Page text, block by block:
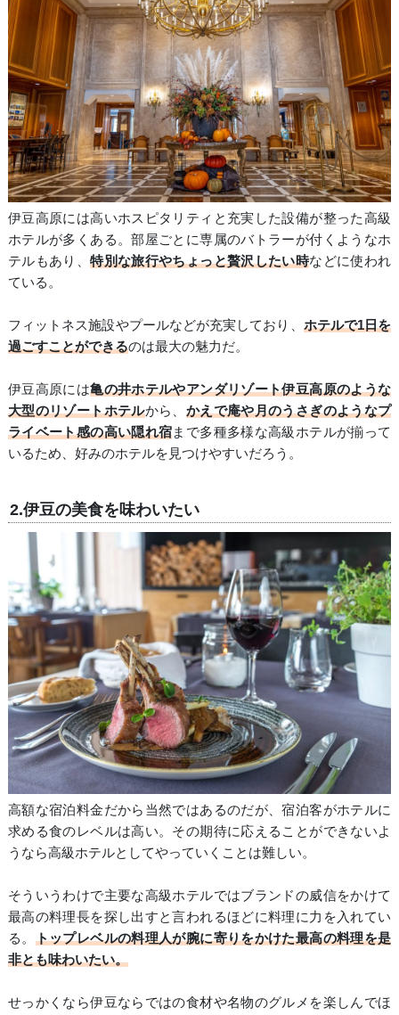
伊豆高原には高いホスピタリティと充実した設備が整った高級
ホテルが多くある。部屋ごとに専属のバトラーが付くようなホ
テルもあり、特別な旅行やちょっと贅沢したい時などに使われ
ている。
フィットネス施設やプールなどが充実しており、 ホテルで1日を
過ごすことができるのは最大の魅力だ。
伊豆高原には亀の井ホテルやアンダリゾート伊豆高原のような
大型のリゾートホテルから、 かえで庵や月のうさぎのようなプ
ライベート感の高い隠れ宿まで多種多様な高級ホテルが揃って
いるため、好みのホテルを見つけやすいだろう。
2.伊豆の美食を味わいたい
高額な宿泊料金だから当然ではあるのだが、宿泊客がホテルに
求める食のレベルは高い。その期待に応えることができないよ
うなら高級ホテルとしてやっていくことは難しい。
そういうわけで主要な高級ホテルではブランドの威信をかけて
最高の料理長を探し出すと言われるほどに料理に力を入れてい
る。 トップレベルの料理人が腕に寄りをかけた最高の料理を是
非とも味わいたい。
せっかくなら伊豆ならではの食材や名物のグルメを楽しんでほ